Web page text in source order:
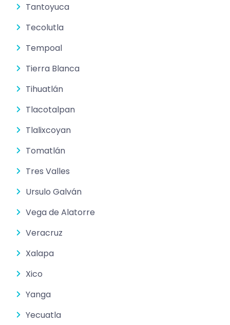
Tantoyuca
Tecolutla
Tempoal
Tierra Blanca
Tihuatlán
Tlacotalpan
Tlalixcoyan
Tomatlán
Tres Valles
Ursulo Galván
Vega de Alatorre
Veracruz
Xalapa
Xico
Yanga
Yecuatla